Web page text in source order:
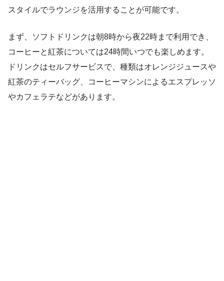
スタイルでラウンジを活用することが可能です。
まず、ソフトドリンクは朝8時から夜22時まで利用でき、
コーヒーと紅茶については24時間いつでも楽しめます。
ドリンクはセルフサービスで、種類はオレンジジュースや
紅茶のティーバッグ、コーヒーマシンによるエスプレッソ
やカフェラテなどがあります。